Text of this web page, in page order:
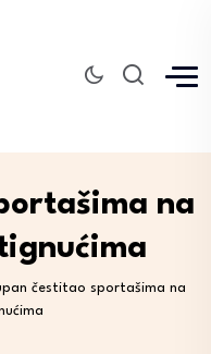
na
čestitao sportašima na